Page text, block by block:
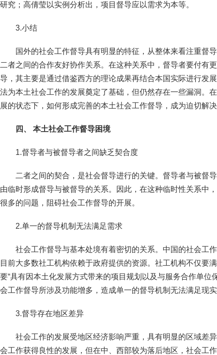
研究；高倩莹以实例分析出，项目督导应以需求为本等。
3.小结
国外的社会工作督导具有明显的特征，从整体来看注重督
二者之间的合作友好协作关系。在这种关系中，督导者要付有
导，其主要是通过借鉴西方的理论成果再结合本国实际进行发
法为本土社会工作的发展奠定了基础，但仍然存在一些漏洞。
展的状态下，如何形成完善的本土社会工作督导，成为迫切解
四、 本土社会工作督导困境
1.督导者与被督导者之间缺乏契合度
二者之间的契合，是社会督导进行的关键。督导者与被督
由临时形成督导与被督导的关系。因此，在这种临时性关系中
很多的问题，阻碍社会工作督导的开展。
2.单一的督导机制无法满足需求
社会工作督导与基本处境有着密切的关系。中国的社会工
目前大多数社工机构依赖于政府提供的资源。社工机构不仅要
要“具有因本土化发展方式带来的项目规划以及与服务合作单位
会工作督导所涉及功能增多，造成单一的督导机制无法满足现
3.督导存在地区差异
社会工作的发展受地区经济影响严重，具有明显的区域差
会工作获得良性的发展，但在中、西部较为落后地区，社会工